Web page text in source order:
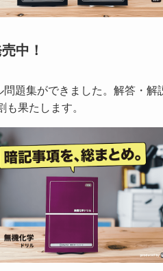
中！
題集ができました。解答・
果たします。